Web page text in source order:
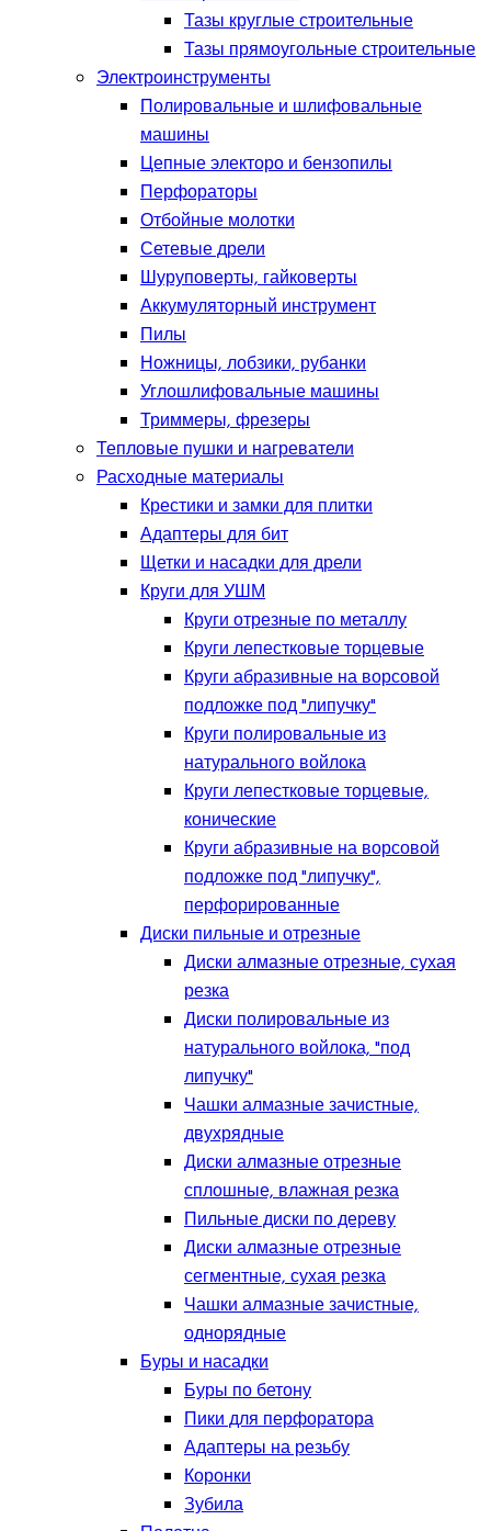
Тазы круглые строительные
Тазы прямоугольные строительные
Электроинструменты
Полировальные и шлифовальные
машины
Цепные электоро и бензопилы
Перфораторы
Отбойные молотки
Сетевые дрели
Шуруповерты, гайковерты
Аккумуляторный инструмент
Пилы
Ножницы, лобзики, рубанки
Углошлифовальные машины
Триммеры, фрезеры
Тепловые пушки и нагреватели
Расходные материалы
Крестики и замки для плитки
Адаптеры для бит
Щетки и насадки для дрели
Круги для УШМ
Круги отрезные по металлу
Круги лепестковые торцевые
Круги абразивные на ворсовой
подложке под "липучку"
Круги полировальные из
натурального войлока
Круги лепестковые торцевые,
конические
Круги абразивные на ворсовой
подложке под "липучку",
перфорированные
Диски пильные и отрезные
Диски алмазные отрезные, сухая
резка
Диски полировальные из
натурального войлока, "под
липучку"
Чашки алмазные зачистные,
двухрядные
Диски алмазные отрезные
сплошные, влажная резка
Пильные диски по дереву
Диски алмазные отрезные
сегментные, сухая резка
Чашки алмазные зачистные,
однорядные
Буры и насадки
Буры по бетону
Пики для перфоратора
Адаптеры на резьбу
Коронки
Зубила